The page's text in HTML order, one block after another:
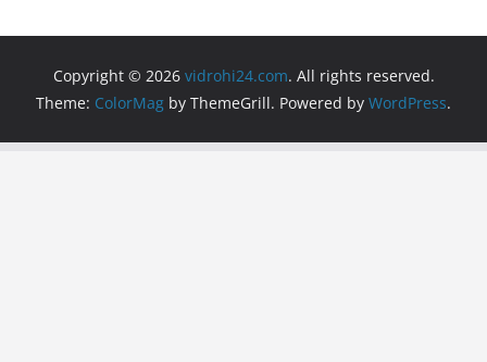
Copyright © 2026 vidrohi24.com. All rights reserved.
Theme: ColorMag by ThemeGrill. Powered by WordPress.